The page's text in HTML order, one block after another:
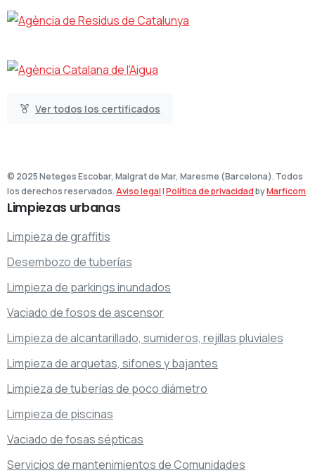
Ver todos los certificados
© 2025 Neteges Escobar, Malgrat de Mar, Maresme (Barcelona). Todos
los derechos reservados.Aviso legal|Política de privacidadbyMarficom
Limpiezas urbanas
Limpieza de graffitis
Desembozo de tuberías
Limpieza de parkings inundados
Vaciado de fosos de ascensor
Limpieza de alcantarillado, sumideros, rejillas pluviales
Limpieza de arquetas, sifones y bajantes
Limpieza de tuberías de poco diámetro
Limpieza de piscinas
Vaciado de fosas sépticas
Servicios de mantenimientos de Comunidades